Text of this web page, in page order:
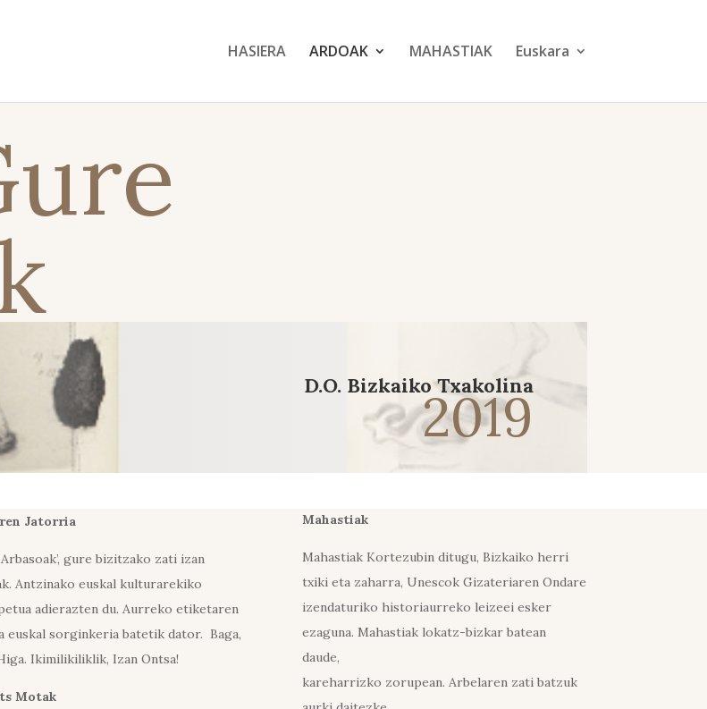
HASIERA ARDOAK MAHASTIAK Euskara
D.O. Bizkaiko Txakolina
2019
Jatorria
Arbasoak’, gure bizitzako zati izan
Antzinako euskal kulturarekiko
adierazten du. Aurreko etiketaren
euskal sorginkeria batetik dator. Baga,
Ikimilikiliklik, Izan Ontsa!
Motak
Mahastiak
Mahastiak Kortezubin ditugu, Bizkaiko herri
txiki eta zaharra, Unescok Gizateriaren Ondare
izendaturiko historiaurreko leizeei esker
ezaguna. Mahastiak lokatz-bizkar batean
daude,
kareharrizko zorupean. Arbelaren zati batzuk